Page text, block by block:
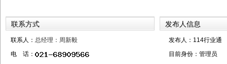
联系方式
联系人： 总经理：周新毅
电 话：
发布人信息
发布人：114行业通
目前身份： 管理员